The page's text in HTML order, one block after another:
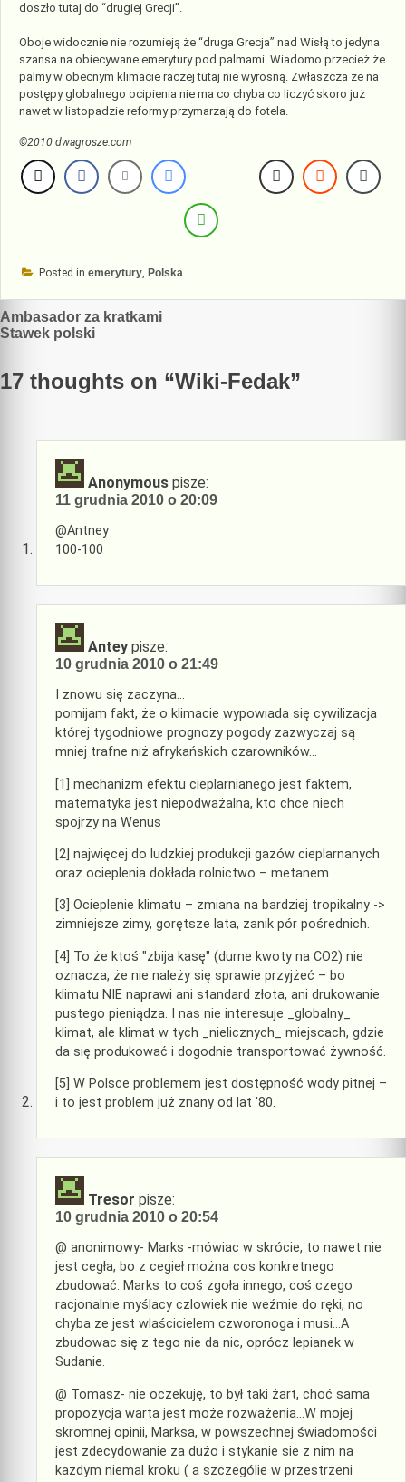
doszło tutaj do “drugiej Grecji”.
Oboje widocznie nie rozumieją że “druga Grecja” nad Wisłą to jedyna
szansa na obiecywane emerytury pod palmami. Wiadomo przecież że
palmy w obecnym klimacie raczej tutaj nie wyrosną. Zwłaszcza że na
postępy globalnego ocipienia nie ma co chyba co liczyć skoro już
nawet w listopadzie reformy przymarzają do fotela.
©2010 dwagrosze.com
Posted in emerytury Polska
Nawigacja
wpisu
Ambasador za kratkami
Stawek polski
17 thoughts on “Wiki-Fedak”
Anonymous pisze:
11 grudnia 2010 o 20:09
@Antney
100-100
Antey pisze:
10 grudnia 2010 o 21:49
I znowu się zaczyna…
pomijam fakt, że o klimacie wypowiada się cywilizacja
której tygodniowe prognozy pogody zazwyczaj są
mniej trafne niż afrykańskich czarowników…
[1] mechanizm efektu cieplarnianego jest faktem,
matematyka jest niepodważalna, kto chce niech
spojrzy na Wenus
[2] najwięcej do ludzkiej produkcji gazów cieplarnanych
oraz ocieplenia dokłada rolnictwo – metanem
[3] Ocieplenie klimatu – zmiana na bardziej tropikalny ->
zimniejsze zimy, gorętsze lata, zanik pór pośrednich.
[4] To że ktoś "zbija kasę" (durne kwoty na CO2) nie
oznacza, że nie należy się sprawie przyjżeć – bo
klimatu NIE naprawi ani standard złota, ani drukowanie
pustego pieniądza. I nas nie interesuje _globalny_
klimat, ale klimat w tych _nielicznych_ miejscach, gdzie
da się produkować i dogodnie transportować żywność.
[5] W Polsce problemem jest dostępność wody pitnej –
i to jest problem już znany od lat '80.
Tresor pisze:
10 grudnia 2010 o 20:54
@ anonimowy- Marks -mówiac w skrócie, to nawet nie
jest cegła, bo z cegieł można cos konkretnego
zbudować. Marks to coś zgoła innego, coś czego
racjonalnie myślacy czlowiek nie weźmie do ręki, no
chyba ze jest wlaścicielem czworonoga i musi…A
zbudowac się z tego nie da nic, oprócz lepianek w
Sudanie.
@ Tomasz- nie oczekuję, to był taki żart, choć sama
propozycja warta jest może rozważenia…W mojej
skromnej opinii, Marksa, w powszechnej świadomości
jest zdecydowanie za dużo i stykanie sie z nim na
kazdym niemal kroku ( a szczególie w przestrzeni